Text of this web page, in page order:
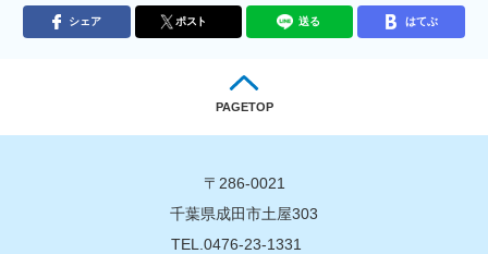
シェア ポスト 送る はてぶ
PAGETOP
〒286-0021
千葉県成田市土屋303
TEL.0476-23-1331